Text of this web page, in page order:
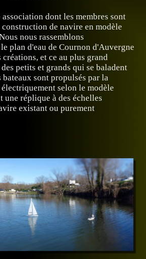
association dont les membres sont
construction de navire en modèle
nous rassemblons
plan d'eau de Cournon d'Auvergne
et ce au plus grand
petits et grands qui se baladent
sont propulsés par la
selon le modèle
une réplique à des échelles
existant ou purement